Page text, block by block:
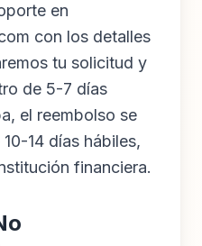
en
con los detalles
tu solicitud y
de 5-7 días
el reembolso se
14 días hábiles,
financiera.